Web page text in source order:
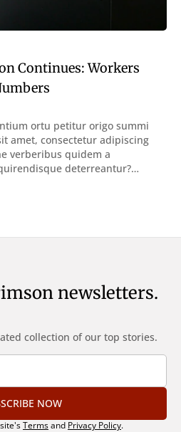
Continues: Workers
ortu petitur origo summi
amet, consectetur adipiscing
verberibus quidem a
deterreantur?
magis idem declaret Latine,
voluptas. Duo
newsletters.
collection of our top stories.
NOW
Termsand Privacy Policy.